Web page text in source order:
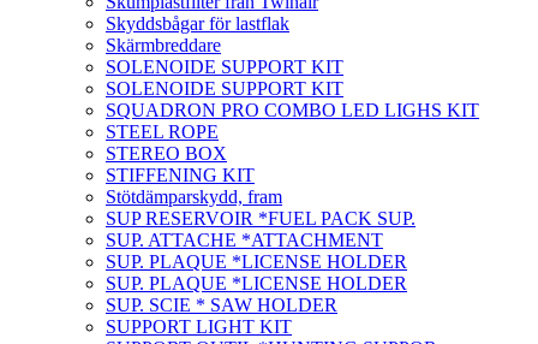
Skyddsbågar för lastflak
Skärmbreddare
SOLENOIDE SUPPORT KIT
SOLENOIDE SUPPORT KIT
SQUADRON PRO COMBO LED LIGHS KIT
STEEL ROPE
STEREO BOX
STIFFENING KIT
Stötdämparskydd, fram
SUP RESERVOIR *FUEL PACK SUP.
SUP. ATTACHE *ATTACHMENT
SUP. PLAQUE *LICENSE HOLDER
SUP. PLAQUE *LICENSE HOLDER
SUP. SCIE * SAW HOLDER
SUPPORT LIGHT KIT